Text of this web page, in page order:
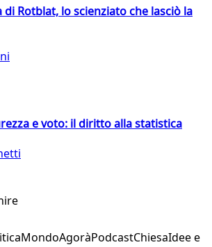
di Rotblat, lo scienziato che lasciò la
e voto: il diritto alla statistica
MondoAgoràPodcastChiesaIdee e